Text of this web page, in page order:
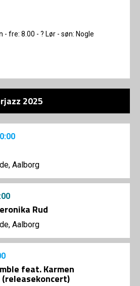
- fre: 8.00 - ? Lør - søn: Nogle
2025
Aalborg
Rud
Aalborg
feat. Karmen
(releasekoncert)